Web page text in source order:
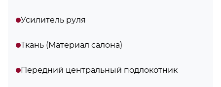
Усилитель руля
Ткань (Материал салона)
Передний центральный подлокотник